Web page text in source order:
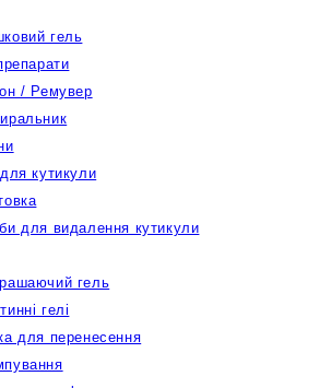
гель
/ Ремувер
кутикули
для видалення кутикули
гель
гелі
для перенесення